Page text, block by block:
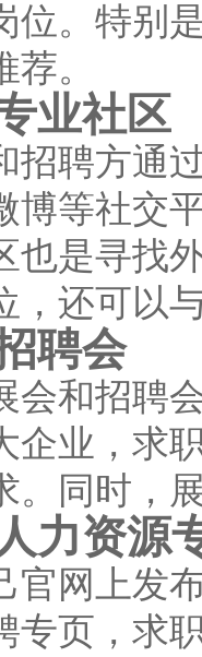
位。特别
。
业社区
招聘方通
博等社交
也是寻找
，还可以
聘会
会和招聘
企业，求
。同时，
力资源
官网上发
专页，求